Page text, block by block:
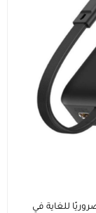
للغاية في